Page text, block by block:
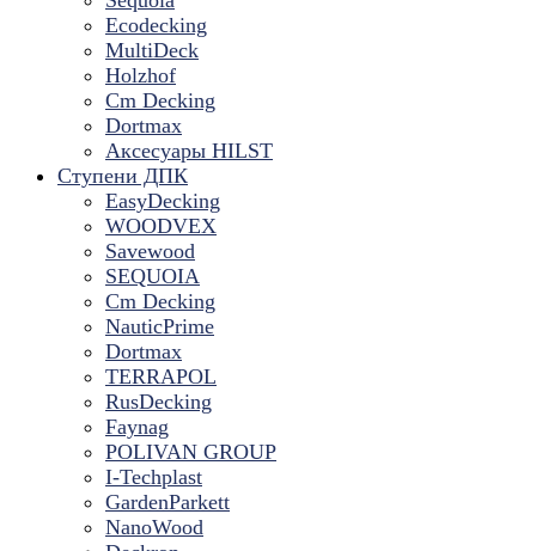
Ecodecking
MultiDeck
Holzhof
Cm Decking
Dortmax
Аксесуары HILST
Ступени ДПК
EasyDecking
WOODVEX
Savewood
SEQUOIA
Cm Decking
NauticPrime
Dortmax
TERRAPOL
RusDecking
Faynag
POLIVAN GROUP
I-Techplast
GardenParkett
NanoWood